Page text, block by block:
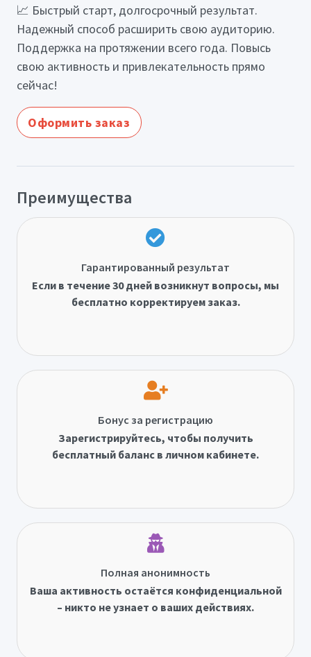
📈 Быстрый старт, долгосрочный результат.
Надежный способ расширить свою аудиторию.
Поддержка на протяжении всего года. Повысь
свою активность и привлекательность прямо
сейчас!
Оформить заказ
Преимущества
Гарантированный результат
Если в течение 30 дней возникнут вопросы, мы
бесплатно корректируем заказ.
Бонус за регистрацию
Зарегистрируйтесь, чтобы получить
бесплатный баланс в личном кабинете.
Полная анонимность
Ваша активность остаётся конфиденциальной
– никто не узнает о ваших действиях.